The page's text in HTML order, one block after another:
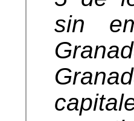
sin